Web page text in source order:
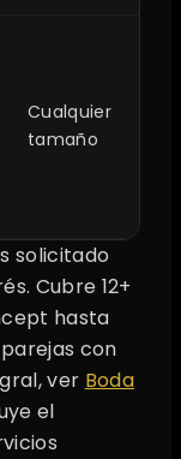
Cualquier
tamaño
solicitado
Cubre 12+
hasta
con
ver Boda
el